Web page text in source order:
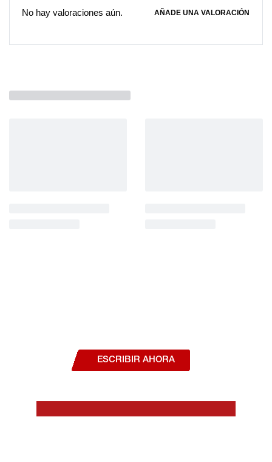
No hay valoraciones aún. AÑADE UNA VALORACIÓN
ESCRIBIR AHORA